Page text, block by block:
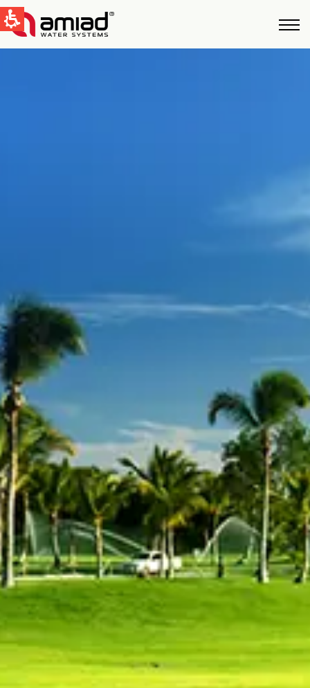
Spain & LATAM
France
French
Germany
German
Israel
Hebrew
China
Chinese
Based on your current location, we recommend
this Amiad website for you
North America- English